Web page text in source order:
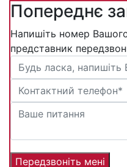
Попереднє
Напишіть номер
представник